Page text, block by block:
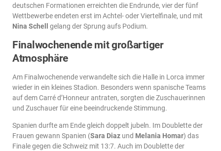
deutschen Formationen erreichten die Endrunde, vier der fünf
Wettbewerbe endeten erst im Achtel- oder Viertelfinale, und mit
Nina Schell
gelang der Sprung aufs Podium.
Finalwochenende mit großartiger
Atmosphäre
Am Finalwochenende verwandelte sich die Halle in Lorca immer
wieder in ein kleines Stadion. Besonders wenn spanische Teams
auf dem Carré d’Honneur antraten, sorgten die Zuschauerinnen
und Zuschauer für eine beeindruckende Stimmung.
Spanien durfte am Ende gleich doppelt jubeln. Im Doublette der
Frauen gewann Spanien (Sara Diaz und Melania Homar) das
Finale gegen die Schweiz mit 13:7. Auch im Doublette der